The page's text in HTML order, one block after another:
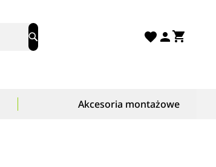
Search
Mój
Akcesoria montażowe